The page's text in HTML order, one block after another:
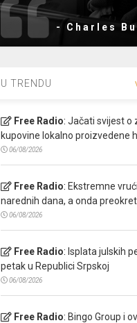
- Charles
U TRENDU
Free Radio: Jačati svijest o
kupovine lokalno proizvedene
06/08/2026
Free Radio: Ekstremne
narednih dana, a onda preokret
06/08/2026
Free Radio: Isplata julskih
petak u Republici Srpskoj
06/08/2026
Free Radio: Bingo Group i